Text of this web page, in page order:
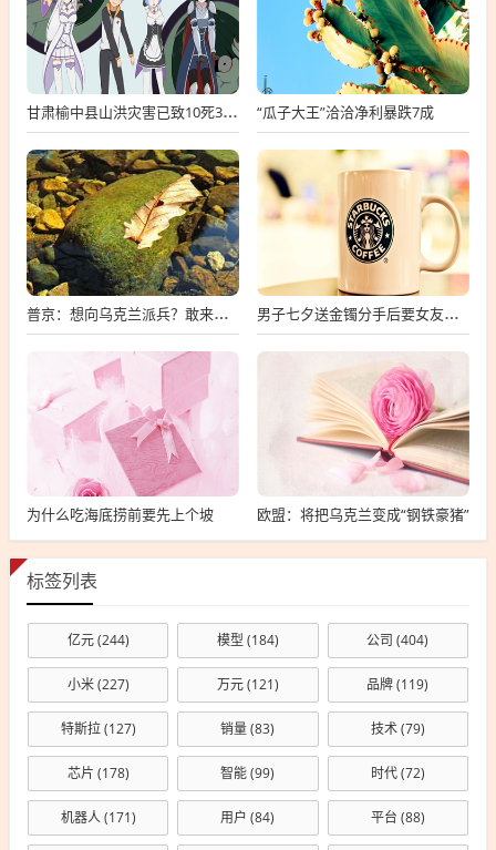
甘肃榆中县山洪灾害已致10死33失联 “瓜子大王”洽洽净利暴跌7成
普京：想向乌克兰派兵？敢来就打，普京，敢派兵到乌克兰，将面临严厉反击 男子七夕送金镯分手后要女友还钱
为什么吃海底捞前要先上个坡 欧盟：将把乌克兰变成“钢铁豪猪”
标签列表
亿元(244) 模型(184) 公司 (404)
小米(227) 万元(121) 品牌(119)
特斯拉(127) 销量(83) 技术(79)
芯片 (178) 智能(99) 时代(72)
机器人(171) 用户 (84) 平台 (88)